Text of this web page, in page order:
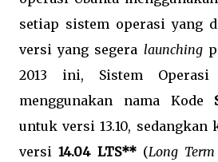
setiap sistem operasi yang
versi yang segera launching
2013 ini, Sistem Operasi
menggunakan nama Kode
untuk versi 13.10, sedangkan
versi14.04 LTS**(Long